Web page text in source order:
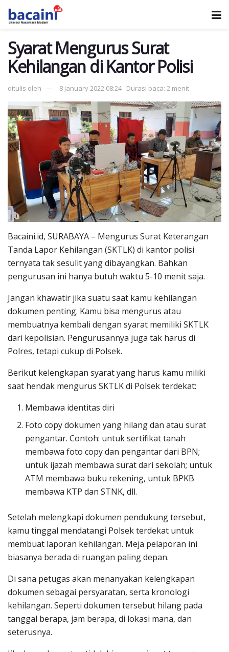
Syarat Mengurus Surat
Kehilangan di Kantor Polisi
ditulis oleh 8 January 2022 08:24 Durasi baca: 2 menit
Bacaini.id, SURABAYA – Mengurus Surat Keterangan
Tanda Lapor Kehilangan (SKTLK) di kantor polisi
ternyata tak sesulit yang dibayangkan. Bahkan
pengurusan ini hanya butuh waktu 5-10 menit saja.
Jangan khawatir jika suatu saat kamu kehilangan
dokumen penting. Kamu bisa mengurus atau
membuatnya kembali dengan syarat memiliki SKTLK
dari kepolisian. Pengurusannya juga tak harus di
Polres, tetapi cukup di Polsek.
Berikut kelengkapan syarat yang harus kamu miliki
saat hendak mengurus SKTLK di Polsek terdekat:
Membawa identitas diri
Foto copy dokumen yang hilang dan atau surat
pengantar. Contoh: untuk sertifikat tanah
membawa foto copy dan pengantar dari BPN;
untuk ijazah membawa surat dari sekolah; untuk
ATM membawa buku rekening, untuk BPKB
membawa KTP dan STNK, dll.
Setelah melengkapi dokumen pendukung tersebut,
kamu tinggal mendatangi Polsek terdekat untuk
membuat laporan kehilangan. Meja pelaporan ini
biasanya berada di ruangan paling depan.
Di sana petugas akan menanyakan kelengkapan
dokumen sebagai persyaratan, serta kronologi
kehilangan. Seperti dokumen tersebut hilang pada
tanggal berapa, jam berapa, di lokasi mana, dan
seterusnya.